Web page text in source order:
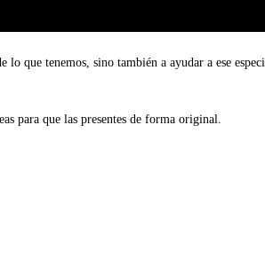
que tenemos, sino también a ayudar a ese
para que las presentes de forma original.